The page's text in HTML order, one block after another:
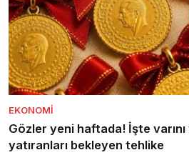
EKONOMI
Gözler yeni haftada! İşte varını
yatıranları bekleyen tehlike